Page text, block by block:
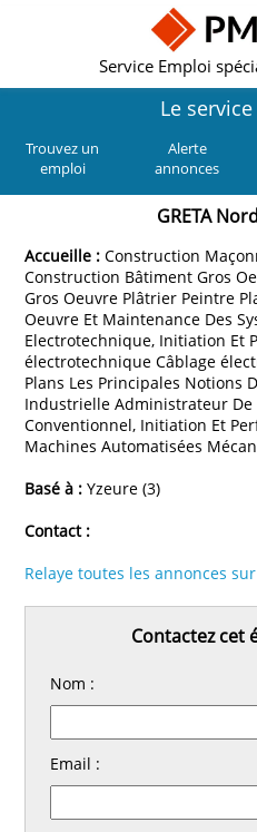
Service Emploi
Le
Trouvez un
emploi
Alerte
annonces
GRETA
Accueille : Construction
Construction Bâtiment Gros
Gros Oeuvre Plâtrier Peintre
Oeuvre Et Maintenance Des
Electrotechnique, Initiation Et
électrotechnique Câblage
Plans Les Principales Notions
Industrielle Administrateur De
Conventionnel, Initiation Et
Machines Automatisées
Basé à : Yzeure (3)
Contact :
Relaye toutes les annonces
Contactez cet
Nom :
Email :